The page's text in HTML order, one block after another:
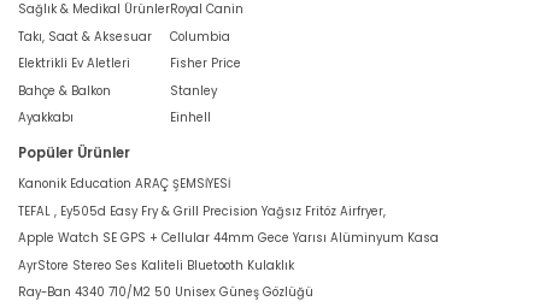
Sağlık & Medikal Ürünler
Takı, Saat & Aksesuar
Elektrikli Ev Aletleri
Bahçe & Balkon
Ayakkabı
Royal Canin
Columbia
Fisher Price
Stanley
Einhell
Popüler Ürünler
Kanonik Education ARAÇ ŞEMSİYESİ
TEFAL , Ey505d Easy Fry & Grill Precision Yağsız Fritöz Airfryer,
Apple Watch SE GPS + Cellular 44mm Gece Yarısı Alüminyum Kasa
AyrStore Stereo Ses Kaliteli Bluetooth Kulaklık
Ray-Ban 4340 710/M2 50 Unisex Güneş Gözlüğü